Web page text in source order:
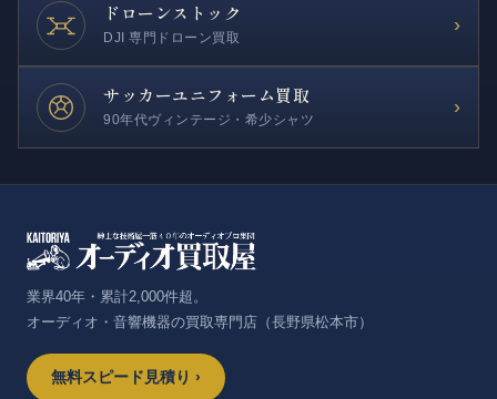
ドローンストック
DJI 専門ドローン買取
›
サッカーユニフォーム買取
90年代ヴィンテージ・希少シャツ
›
業界40年・累計2,000件超。
オーディオ・音響機器の買取専門店（長野県松本市）
無料スピード見積り ›